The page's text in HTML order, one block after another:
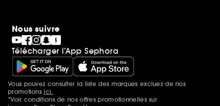
Nous suivre
Télécharger l’App Sephora
Mentions additionnelles
Vous pouvez consulter la liste des marques exclues de nos
promotionsici.
*Voir conditions de nos offres promotionnelles sur